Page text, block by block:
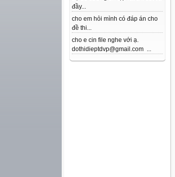
đầy...
cho em hỏi mình có đáp án cho
đề thi...
cho e cin file nghe với ạ.
dothidieptdvp@gmail.com ...